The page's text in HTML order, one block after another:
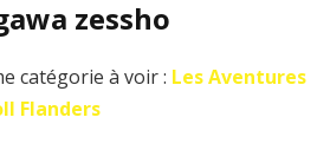
zessho
catégorie à voir : Les Aventures
Flanders